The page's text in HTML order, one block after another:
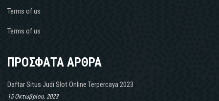
Terms of us
Terms of us
ΠΡΟΣΦΑΤΑ ΑΡΘΡΑ
Daftar Situs Judi Slot Online Terpercaya 2023
15 Οκτωβρίου, 2023